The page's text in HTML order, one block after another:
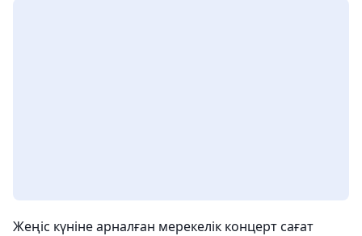
Жеңіс күніне арналған мерекелік концерт сағат